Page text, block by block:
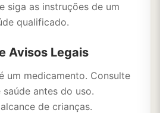
siga as instruções de um
qualificado.
Avisos Legais
um medicamento. Consulte
antes do uso.
de crianças.